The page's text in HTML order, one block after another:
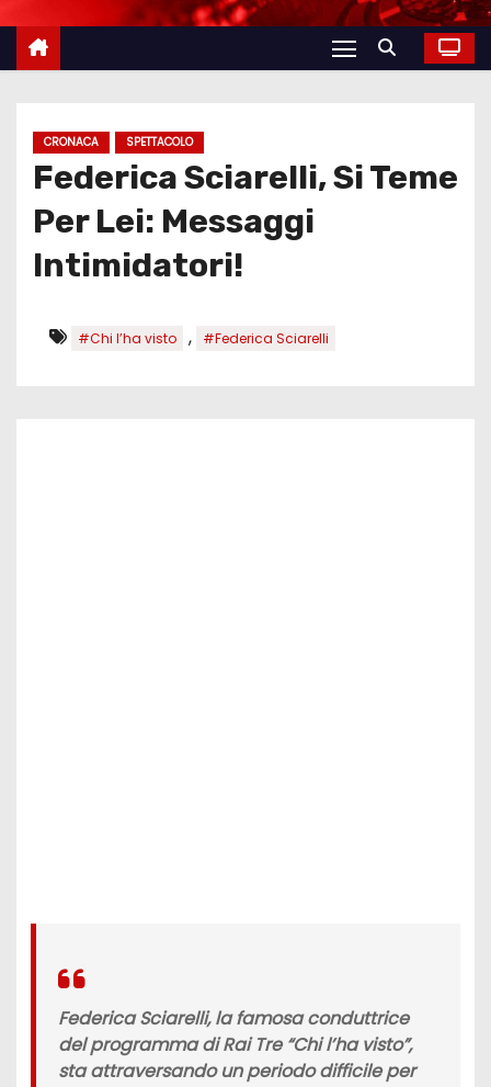
CRONACA SPETTACOLO
Federica Sciarelli, Si Teme
Per Lei: Messaggi
Intimidatori!
#Chi l’ha visto , #Federica Sciarelli
Federica Sciarelli,la famosa conduttrice
del programma diRai Tre“Chi l’ha visto”,
sta attraversando un periodo difficile per